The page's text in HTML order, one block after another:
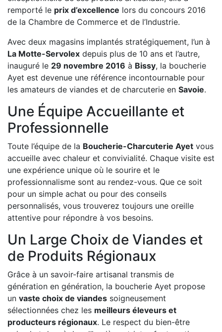
remporté le prix d’excellence lors du concours 2016
de la Chambre de Commerce et de l’Industrie.
Avec deux magasins implantés stratégiquement, l’un à
La Motte-Servolex depuis plus de 10 ans et l’autre,
inauguré le 29 novembre 2016 à Bissy, la boucherie
Ayet est devenue une référence incontournable pour
les amateurs de viandes et de charcuterie en Savoie.
Une Équipe Accueillante et
Professionnelle
Toute l’équipe de la Boucherie-Charcuterie Ayet vous
accueille avec chaleur et convivialité. Chaque visite est
une expérience unique où le sourire et le
professionnalisme sont au rendez-vous. Que ce soit
pour un simple achat ou pour des conseils
personnalisés, vous trouverez toujours une oreille
attentive pour répondre à vos besoins.
Un Large Choix de Viandes et
de Produits Régionaux
Grâce à un savoir-faire artisanal transmis de
génération en génération, la boucherie Ayet propose
un vaste choix de viandes soigneusement
sélectionnées chez les meilleurs éleveurs et
producteurs régionaux. Le respect du bien-être